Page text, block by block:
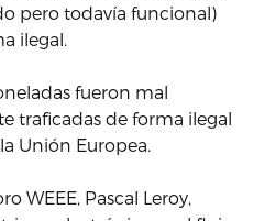
pero todavía funcional)
ilegal.
fueron mal
traficadas de forma ilegal
Unión Europea.
WEEE, Pascal Leroy,